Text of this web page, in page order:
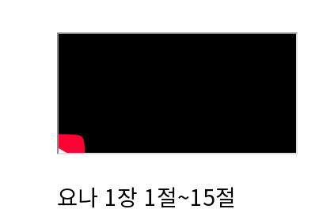
요나 1장 1절~15절